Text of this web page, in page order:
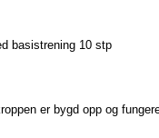
basistrening 10 stp
er bygd opp og